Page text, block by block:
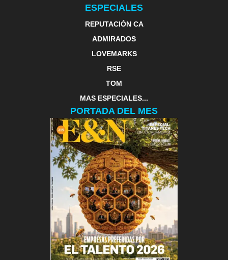
ESPECIALES
REPUTACIÓN CA
ADMIRADOS
LOVEMARKS
RSE
TOM
MAS ESPECIALES...
PORTADA DEL MES